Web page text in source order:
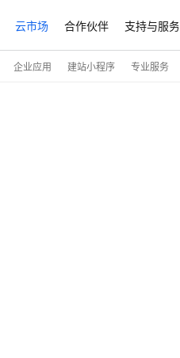
云市场 合作伙伴 支持与服务
企业应用 建站小程序 专业服务